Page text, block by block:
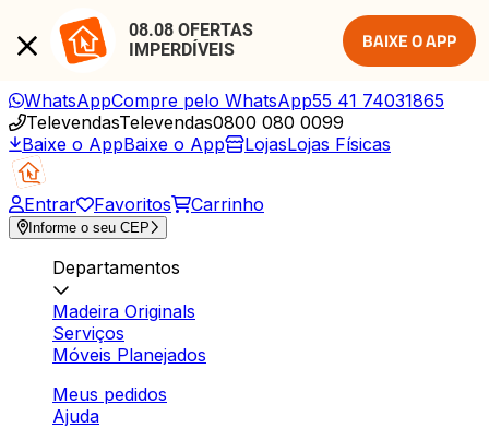
08.08 OFERTAS
IMPERDÍVEIS
BAIXE O APP
WhatsAppCompre pelo WhatsApp55 41 74031865
TelevendasTelevendas0800 080 0099
Baixe o AppBaixe o App LojasLojas Físicas
Entrar Favoritos Carrinho
Informe o seu CEP
Departamentos
Madeira Originals
Serviços
Móveis Planejados
Meus pedidos
Ajuda